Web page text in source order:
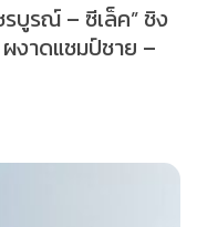
บูรณ์ – ซีเล็ค” ชิง
ผงาดแชมป์ชาย –